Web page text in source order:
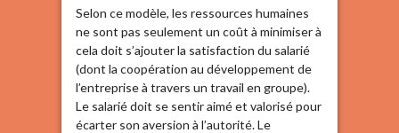
Selon ce modèle, les ressources humaines
ne sont pas seulement un coût à minimiser à
cela doit s’ajouter la satisfaction du salarié
(dont la coopération au développement de
l’entreprise à travers un travail en groupe).
Le salarié doit se sentir aimé et valorisé pour
écarter son aversion à l’autorité. Le